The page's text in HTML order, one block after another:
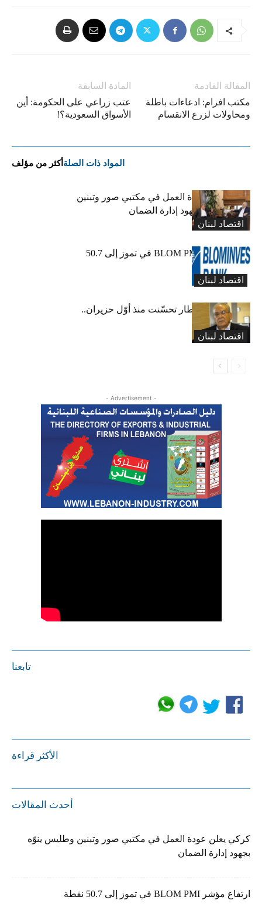
المادة السابقة
عتب زراعي على الحكومة: أين
الأسواق السعودية؟!
المقالة القادمة
مكتب افرام: ادعاءات باطلة
ومحاولات لزرع الانقسام
المواد ذات الصلة أكثر من مؤلف
اقتصاد لبنان
كركي يعلن عودة العمل في مكتبي صور وتبنين
وطليس ينوّه بجهود إدارة الضمان
اقتصاد لبنان
ارتفاع مؤشر BLOM PMI في تموز إلى 50.7
نقطة
اقتصاد لبنان
عبود: حركة المطار تحسّنت منذ أوّل حزيران..
ولكن
- Advertisement -
تابعنا
الأكثر قراءة
أحدث المقالات
كركي يعلن عودة العمل في مكتبي صور وتبنين وطليس ينوّه
بجهود إدارة الضمان
ارتفاع مؤشر BLOM PMI في تموز إلى 50.7 نقطة